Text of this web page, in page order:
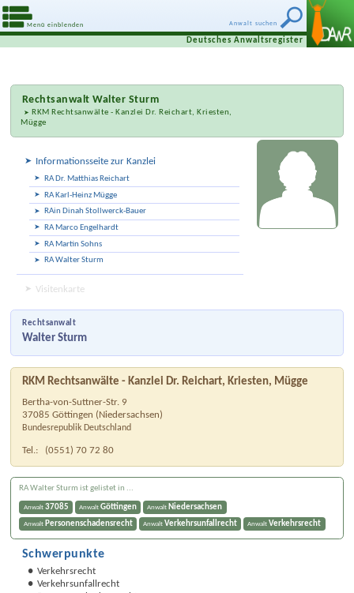
Anwalt suchen
Menü einblenden
Deutsches Anwaltsregister
RechtsanwaltWalter Sturm
RKM Rechtsanwälte - Kanzlei Dr. Reichart, Kriesten,
Mügge
Informationsseite zur Kanzlei
RA Dr. Matthias Reichart
RA Karl-Heinz Mügge
RAin Dinah Stollwerck-Bauer
RA Marco Engelhardt
RA Martin Sohns
RA Walter Sturm
Visitenkarte
Rechtsanwalt
Walter Sturm
RKM Rechtsanwälte - Kanzlei Dr. Reichart, Kriesten, Mügge
Bertha-von-Suttner-Str. 9
37085 Göttingen (Niedersachsen)
Bundesrepublik Deutschland
Tel.: (0551) 70 72 80
RA Walter Sturm ist gelistet in ...
Anwalt 37085 Anwalt Göttingen Anwalt Niedersachsen
Anwalt Personenschadensrecht Anwalt Verkehrsunfallrecht AnwaltVerkehrsrecht
Schwerpunkte
Verkehrsrecht
Verkehrsunfallrecht